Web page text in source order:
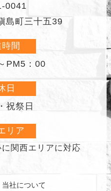
0041
島町三十五39
間
PM5：00
日
祝祭日
リア
関西エリアに対応
当社について